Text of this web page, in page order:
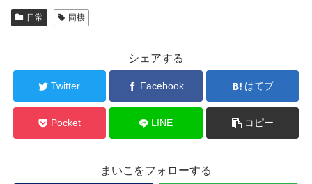
日常 同棲
シェアする
Twitter Facebook はてブ
Pocket LINE コピー
まいこをフォローする